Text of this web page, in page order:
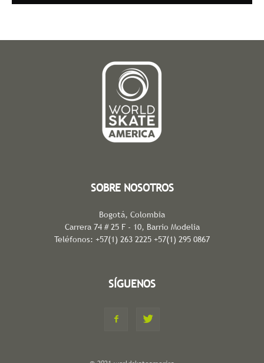
SOBRE NOSOTROS
Bogotá, Colombia
Carrera 74 # 25 F - 10, Barrio Modelia
Teléfonos: +57(1) 263 2225 +57(1) 295 0867
SÍGUENOS